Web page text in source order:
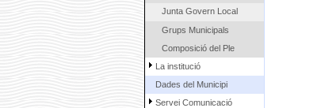
Junta Govern Local
Grups Municipals
Composició del Ple
La institució
Dades del Municipi
Servei Comunicació